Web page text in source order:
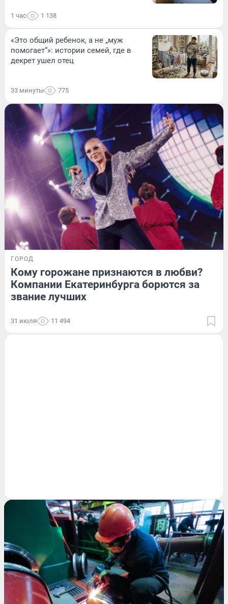
1 час 1 138
«Это общий ребенок, а не „муж
помогает“»: истории семей, где в
декрет ушел отец
33 минуты 775
ГОРОД
Кому горожане признаются в любви?
Компании Екатеринбурга борются за
звание лучших
31 июля 11 494